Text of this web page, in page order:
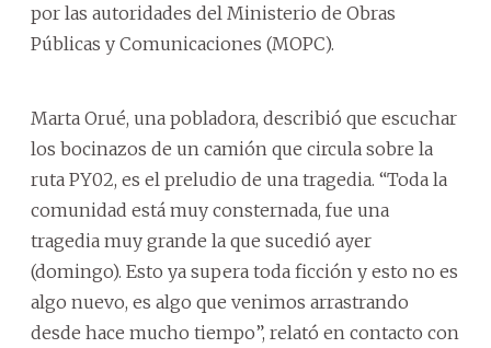
por las autoridades del Ministerio de Obras
Públicas y Comunicaciones (MOPC).
Marta Orué, una pobladora, describió que escuchar
los bocinazos de un camión que circula sobre la
ruta PY02, es el preludio de una tragedia. “Toda la
comunidad está muy consternada, fue una
tragedia muy grande la que sucedió ayer
(domingo). Esto ya supera toda ficción y esto no es
algo nuevo, es algo que venimos arrastrando
desde hace mucho tiempo”, relató en contacto con